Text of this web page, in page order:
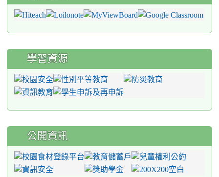
學習資源
公開資訊